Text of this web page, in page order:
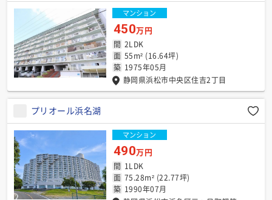
マンション
間 2LDK
面 55m² (16.64坪)
築 1975年05月
静岡県浜松市中央区住吉2丁目
450万円
マンション
プリオール浜名湖
間 1LDK
面 75.28m² (22.77坪)
築 1990年07月
490万円